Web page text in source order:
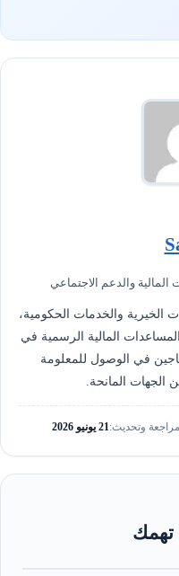
والدعم الاجتماعي
والخدمات الحكومية،
المالية الرسمية في
في الوصول للمعلومة
الجهات المانحة.
وتحديث: 21 يونيو 2026
تهمك